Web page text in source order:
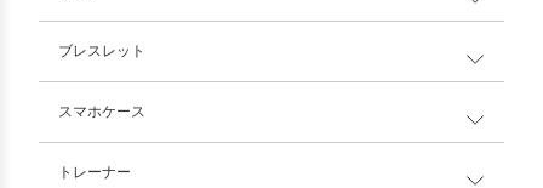
ブレスレット
スマホケース
トレーナー